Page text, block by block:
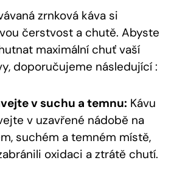
zrnková káva si
čerstvost a chutě. Abyste
maximální chuť vaší
doporučujeme následující :
v suchu a temnu: Kávu
v uzavřené nádobě na
suchém a temném místě,
oxidaci a ztrátě chutí.